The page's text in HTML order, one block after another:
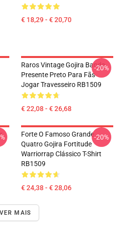
€ 18,29 - € 20,70
Raros Vintage Gojira Banda
Presente Preto Para Fãs
Jogar Travesseiro RB1509
€ 22,08 - € 26,68
-20%
Forte O Famoso Grande
Quatro Gojira Fortitude
Warriorrap Clássico T-Shirt
RB1509
€ 24,38 - € 28,06
-20%
VER MAIS